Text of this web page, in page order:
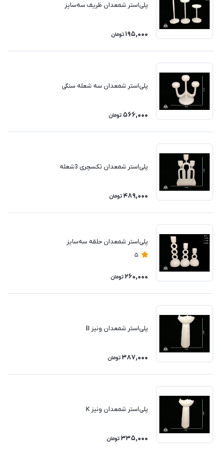
پلی‌استر شمعدان ظریف سه‌سایز
195,000 تومان
پلی‌استر شمعدان سه شعله سنگی
566,000 تومان
پلی‌استر شمعدان تکسچری 3شعله
489,000 تومان
پلی‌استر شمعدان حلقه سه‌سایز
5
260,000 تومان
پلی‌استر شمعدان ونیز B
387,000 تومان
پلی‌استر شمعدان ونیز K
335,000 تومان